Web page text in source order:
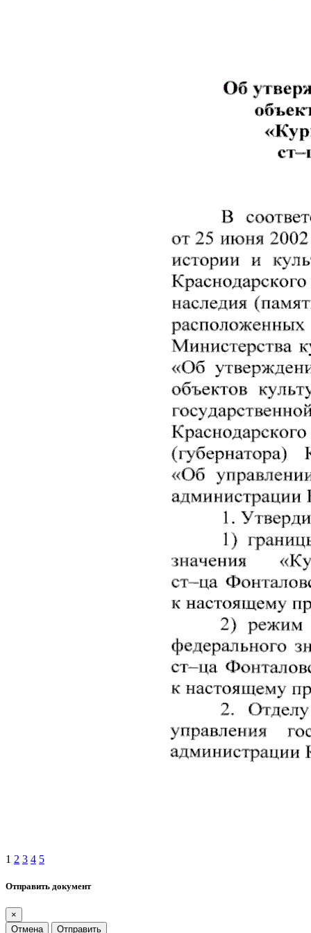
1 2 3 4 5
Отправить документ
×
Отмена
Отправить